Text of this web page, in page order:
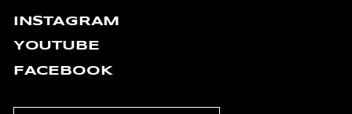
INSTAGRAM
YOUTUBE
FACEBOOK